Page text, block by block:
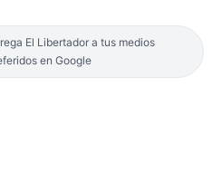
El Libertador a tus medios
en Google